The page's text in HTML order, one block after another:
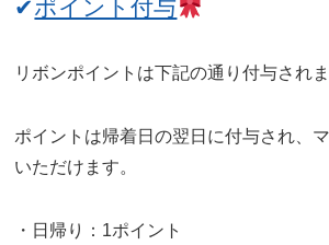
✔ポイント付与
リボンポイントは下記の通り付与されま
ポイントは帰着日の翌日に付与され、
いただけます。
・日帰り：1ポイント